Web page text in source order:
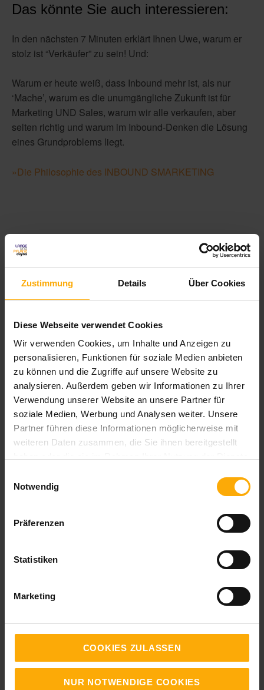
Zustimmung Details Über Cookies
Diese Webseite verwendet Cookies
Wir verwenden Cookies, um Inhalte und Anzeigen zu
personalisieren, Funktionen für soziale Medien anbieten
zu können und die Zugriffe auf unsere Website zu
analysieren. Außerdem geben wir Informationen zu Ihrer
Verwendung unserer Website an unsere Partner für
soziale Medien, Werbung und Analysen weiter. Unsere
Partner führen diese Informationen möglicherweise mit
weiteren Daten zusammen, die Sie ihnen bereitgestellt
Notwendig
Präferenzen
Statistiken
Marketing
COOKIES ZULASSEN
NUR NOTWENDIGE COOKIES
Das könnte Sie auch interessieren:
In den nächsten 7 Minuten erklärt Ihnen Uwe, warum er
stolz ist “Verkäufer” zu sein! Und:
Warum er heute weiß, dass Inbound mehr ist, als nur
‘Mache’, warum es die unumgängliche Zukunft ist für
Marketing UND Sales, warum wir alle verkaufen, aber
selten richtig und warum im Inbound-Denken die Lösung
eines Grundproblems liegt.
»Die Philosophie des INBOUND SMARKETING
© ESB Professional/Shutterstock.com
Themen:
Lead Generierung
Lead-Scoring
Vertrieb
Marketing Automation
Ihr Kommentar:
Vorname